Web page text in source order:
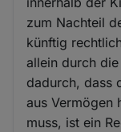
zum Nachteil
künftig
allein durch
dadurch, dass
aus Vermögen
muss, ist ein